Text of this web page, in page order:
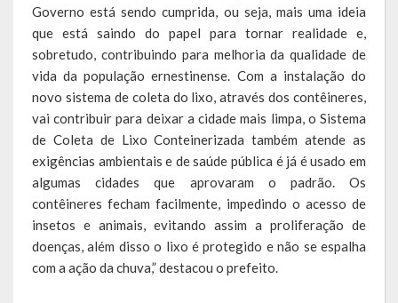
Governo está sendo cumprida, ou seja, mais uma ideia
que está saindo do papel para tornar realidade e,
sobretudo, contribuindo para melhoria da qualidade de
vida da população ernestinense. Com a instalação do
novo sistema de coleta do lixo, através dos contêineres,
vai contribuir para deixar a cidade mais limpa, o Sistema
de Coleta de Lixo Conteinerizada também atende as
exigências ambientais e de saúde pública é já é usado em
algumas cidades que aprovaram o padrão. Os
contêineres fecham facilmente, impedindo o acesso de
insetos e animais, evitando assim a proliferação de
doenças, além disso o lixo é protegido e não se espalha
com a ação da chuva,” destacou o prefeito.